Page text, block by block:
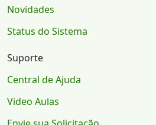
Novidades
Status do Sistema
Suporte
Central de Ajuda
Video Aulas